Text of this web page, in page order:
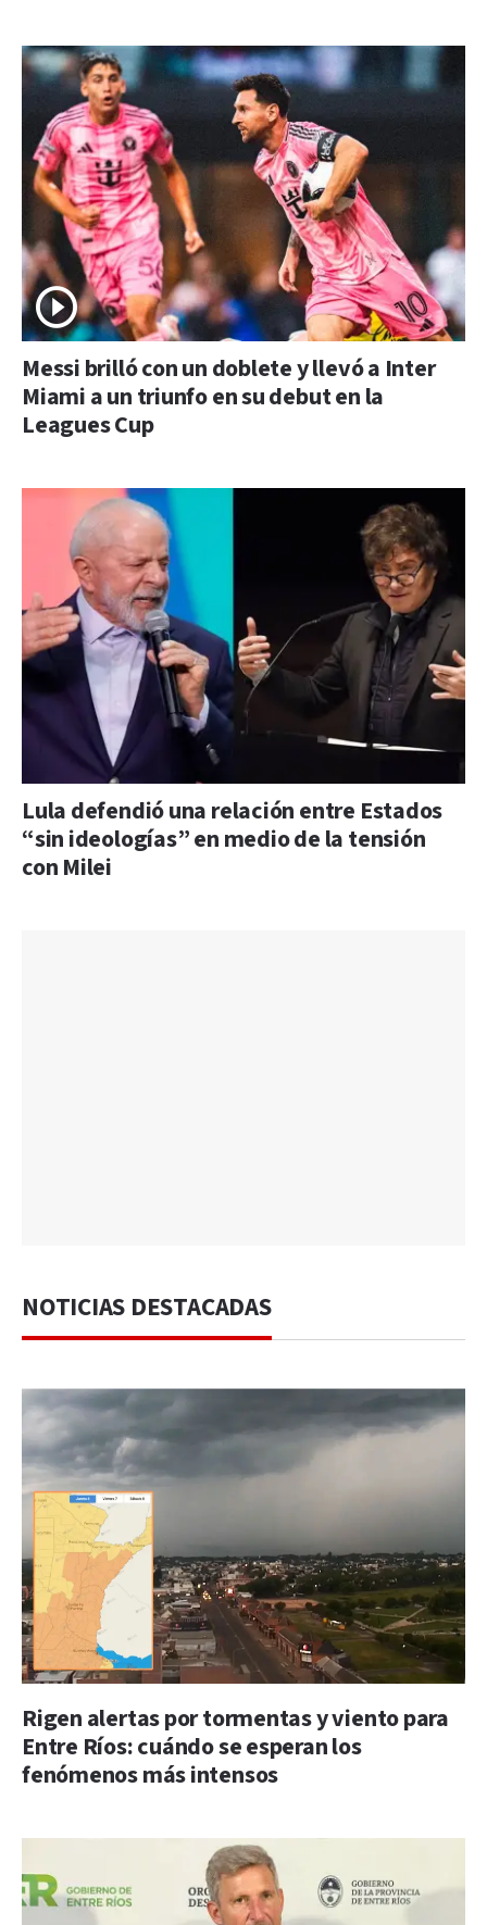
Messi brilló con un doblete y llevó a Inter
Miami a un triunfo en su debut en la
Leagues Cup
Lula defendió una relación entre Estados
“sin ideologías” en medio de la tensión
con Milei
NOTICIAS DESTACADAS
Rigen alertas por tormentas y viento para
Entre Ríos: cuándo se esperan los
fenómenos más intensos